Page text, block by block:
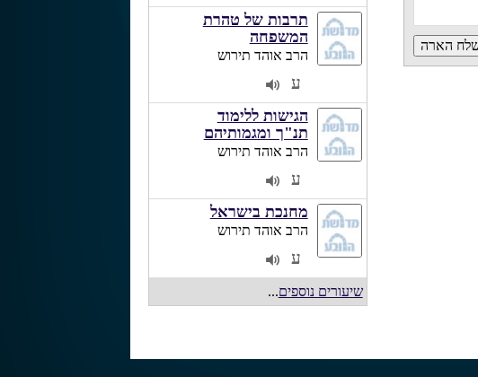
תרבות של טהרת
המשפחה
הרב אוהד תירוש
ע 2
הגישות ללימוד
תנ"ך ומגמותיהם
הרב אוהד תירוש
ע 2
מחנכת בישראל
הרב אוהד תירוש
ע 2
שיעורים נוספים...